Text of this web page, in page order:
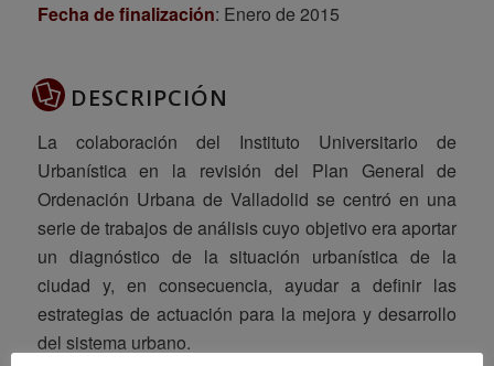
Fecha de finalización: Enero de 2015
DESCRIPCIÓN
La colaboración del Instituto Universitario de
Urbanística en la revisión del Plan General de
Ordenación Urbana de Valladolid se centró en una
serie de trabajos de análisis cuyo objetivo era aportar
un diagnóstico de la situación urbanística de la
ciudad y, en consecuencia, ayudar a definir las
estrategias de actuación para la mejora y desarrollo
del sistema urbano.